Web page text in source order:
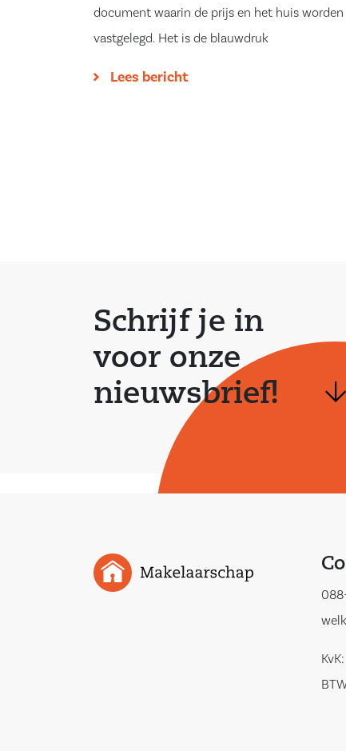
document waarin de prijs en het huis worden
vastgelegd. Het is de blauwdruk
Lees bericht
Schrijf je in
voor onze
nieuwsbrief!